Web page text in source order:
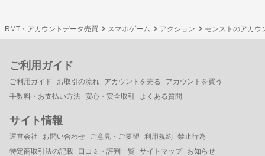
RMT・アカウントデータ売買 スマホゲーム アクション モンストのアカウ
ご利用ガイド
ご利用ガイド お取引の流れ アカウントを売る
アカウントを買う
手数料・お支払い方法 安心・安全取引 よくある質問
サイト情報
運営会社 お問い合わせ ご意見・ご要望 利用規約
禁止行為
特定商取引法の記載
口コミ・評判一覧 サイトマップ お知らせ